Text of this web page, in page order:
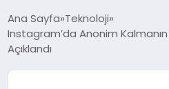
GÜNDEM
Ana Sayfa Teknoloji
Instagram’da Anonim
Açıklandı